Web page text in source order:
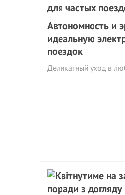
Автономность и
идеальную
поездок
Деликатный уход в